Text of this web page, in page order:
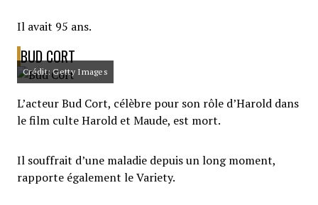
Il avait 95 ans.
BUD CORT
Crédit: Getty Images
L’acteur Bud Cort, célèbre pour son rôle d’Harold dans
le film culte Harold et Maude, est mort.
Il souffrait d’une maladie depuis un long moment,
rapporte également le Variety.